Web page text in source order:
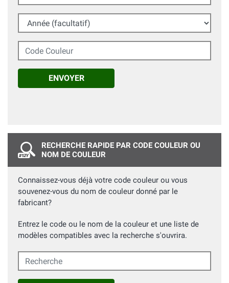
Année (facultatif)
Code Couleur
ENVOYER
RECHERCHE RAPIDE PAR CODE COULEUR OU
NOM DE COULEUR
Connaissez-vous déjà votre code couleur ou vous
souvenez-vous du nom de couleur donné par le
fabricant?
Entrez le code ou le nom de la couleur et une liste de
modèles compatibles avec la recherche s'ouvrira.
Recherche